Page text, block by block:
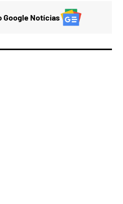
Google Notícias